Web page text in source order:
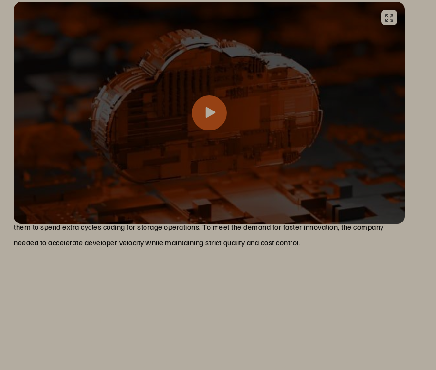
Challenges
Ford Motor Company needed persistent storage management in its Kubernetes environment to ensure the business
continuity of its stateful cloud native applications. This put a burden on developers that impeded productivity, forcing
them to spend extra cycles coding for storage operations. To meet the demand for faster innovation, the company
needed to accelerate developer velocity while maintaining strict quality and cost control.